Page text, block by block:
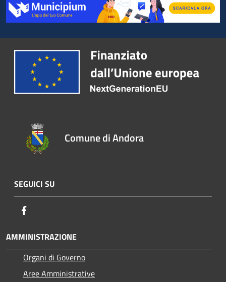
Comune di Andora
SEGUICI SU
AMMINISTRAZIONE
Organi di Governo
Aree Amministrative